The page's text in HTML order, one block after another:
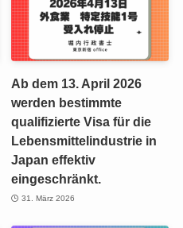
Ab dem 13. April 2026
werden bestimmte
qualifizierte Visa für die
Lebensmittelindustrie in
Japan effektiv
eingeschränkt.
31. März 2026